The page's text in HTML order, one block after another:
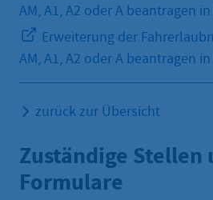
AM, A1, A2 oder A beantragen
Erweiterung der
AM, A1, A2 oder A beantragen
zurück zur Übersicht
Zuständige Stellen
Formulare